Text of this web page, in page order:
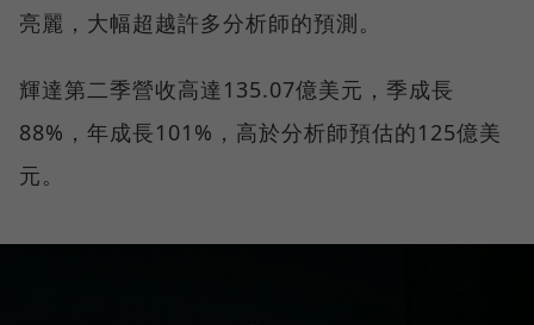
亮麗，大幅超越許多分析師的預測。
輝達第二季營收高達135.07億美元，季成長
88%，年成長101%，高於分析師預估的125億美
元。